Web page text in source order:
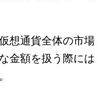
想通貨全体の市場
金額を扱う際には